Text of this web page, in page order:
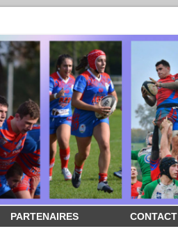
PARTENAIRES CONTACT